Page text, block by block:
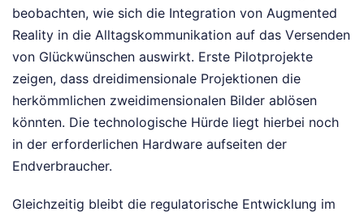
beobachten, wie sich die Integration von Augmented
Reality in die Alltagskommunikation auf das Versenden
von Glückwünschen auswirkt. Erste Pilotprojekte
zeigen, dass dreidimensionale Projektionen die
herkömmlichen zweidimensionalen Bilder ablösen
könnten. Die technologische Hürde liegt hierbei noch
in der erforderlichen Hardware aufseiten der
Endverbraucher.
Gleichzeitig bleibt die regulatorische Entwicklung im